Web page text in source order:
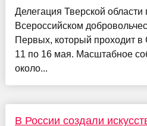
Делегация Тверской области
Всероссийском
Первых, который проходит в
11 по 16 мая. Масштабное
около...
В России создали